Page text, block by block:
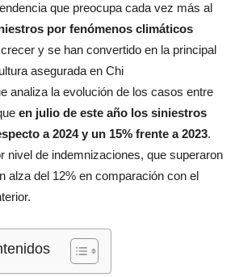
que preocupa cada vez más al
por fenómenos climáticos
y se han convertido en la principal
asegurada en Chi
analiza la evolución de los casos entre
en julio de este año los siniestros
a 2024 y un 15% frente a 2023.
nivel de indemnizaciones, que superaron
alza del 12% en comparación con el